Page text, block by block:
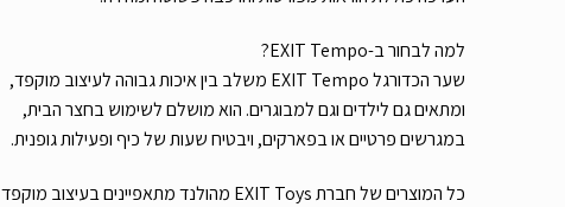
למה לבחור ב-EXIT Tempo?
שער הכדורגל EXIT Tempo משלב בין איכות גבוהה לעיצוב מוקפד,
ומתאים גם לילדים וגם למבוגרים. הוא מושלם לשימוש בחצר הבית,
במגרשים פרטיים או בפארקים, ויבטיח שעות של כיף ופעילות גופנית.
כל המוצרים של חברת EXIT Toys מהולנד מתאפיינים בעיצוב מוקפד